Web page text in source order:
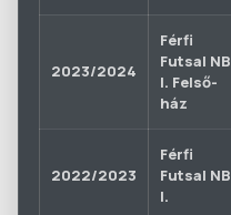
2023/2024
Férfi
Futsal NB
I. Felső-
ház
2022/2023
Férfi
Futsal NB
I.